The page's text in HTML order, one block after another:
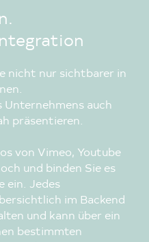
nicht nur sichtbarer in
Unternehmens auch
präsentieren.
von Vimeo, Youtube
und binden Sie es
ein. Jedes
im Backend
und kann über ein
bestimmten